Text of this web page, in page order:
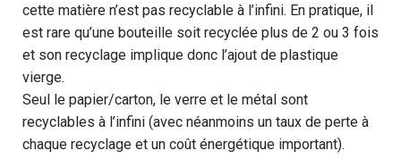
cette matière n’est pas recyclable à l’infini. En pratique, il
est rare qu’une bouteille soit recyclée plus de 2 ou 3 fois
et son recyclage implique donc l’ajout de plastique
vierge.
Seul le papier/carton, le verre et le métal sont
recyclables à l’infini (avec néanmoins un taux de perte à
chaque recyclage et un coût énergétique important).